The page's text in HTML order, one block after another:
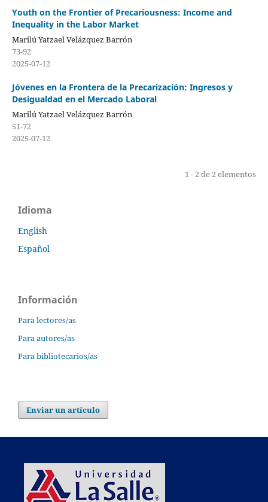
Youth on the Frontier of Precariousness: Income and
Inequality in the Labor Market
Marilú Yatzael Velázquez Barrón
73-92
2025-07-12
Jóvenes en la Frontera de la Precarización: Ingresos y
Desigualdad en el Mercado Laboral
Marilú Yatzael Velázquez Barrón
51-72
2025-07-12
1 - 2 de 2 elementos
Idioma
English
Español
Información
Para lectores/as
Para autores/as
Para bibliotecarios/as
Enviar un artículo